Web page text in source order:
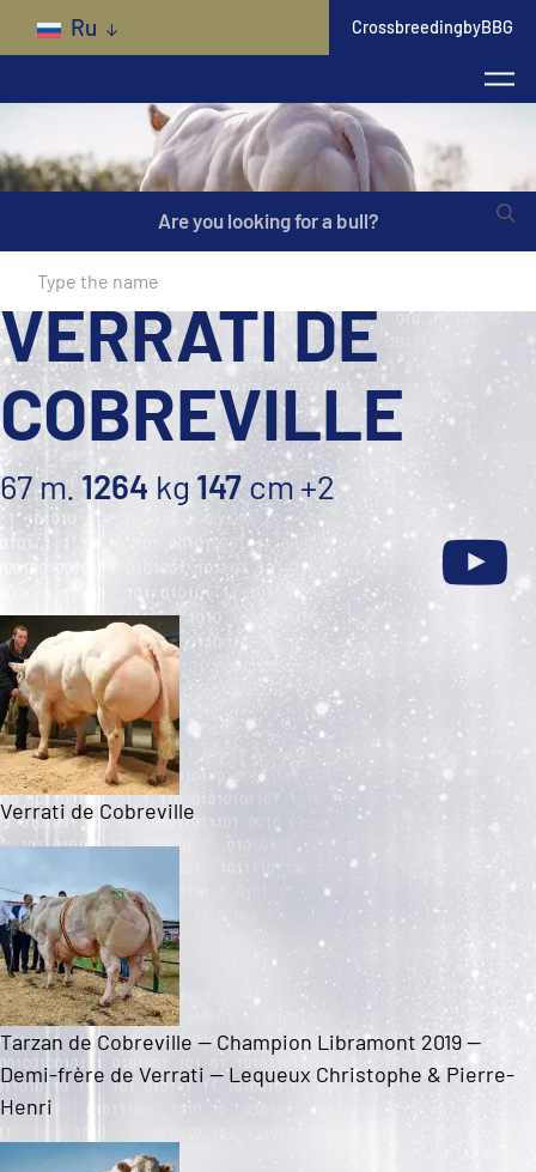
Skip to main content
Ru CrossbreedingbyBBG
Are you looking for a bull?
VERRATI DE
COBREVILLE
67 m. 1264 kg 147cm +2
Verrati de Cobreville
Tarzan de Cobreville — Champion Libramont 2019 —
Demi-frère de Verrati — Lequeux Christophe & Pierre-
Henri